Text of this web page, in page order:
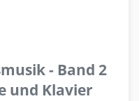
- Band 2
und Klavier